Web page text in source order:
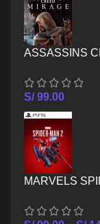
ASSASSINS
S/99.00
MARVELS